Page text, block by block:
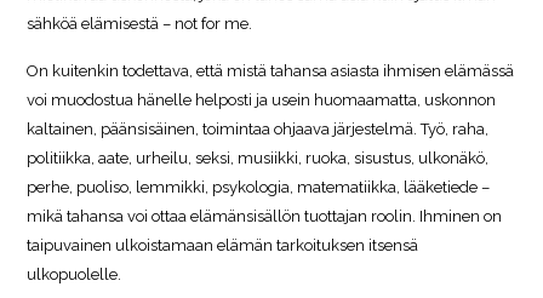
sähköä elämisestä – not for me.
On kuitenkin todettava, että mistä tahansa asiasta ihmisen elämässä
voi muodostua hänelle helposti ja usein huomaamatta, uskonnon
kaltainen, päänsisäinen, toimintaa ohjaava järjestelmä. Työ, raha,
politiikka, aate, urheilu, seksi, musiikki, ruoka, sisustus, ulkonäkö,
perhe, puoliso, lemmikki, psykologia, matematiikka, lääketiede –
mikä tahansa voi ottaa elämänsisällön tuottajan roolin. Ihminen on
taipuvainen ulkoistamaan elämän tarkoituksen itsensä
ulkopuolelle.